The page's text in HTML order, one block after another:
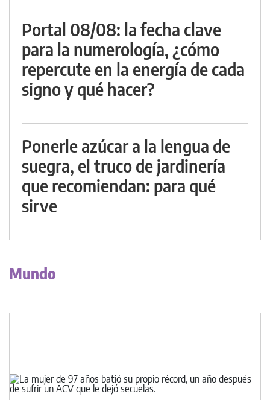
Portal 08/08: la fecha clave
para la numerología, ¿cómo
repercute en la energía de cada
signo y qué hacer?
Ponerle azúcar a la lengua de
suegra, el truco de jardinería
que recomiendan: para qué
sirve
Mundo